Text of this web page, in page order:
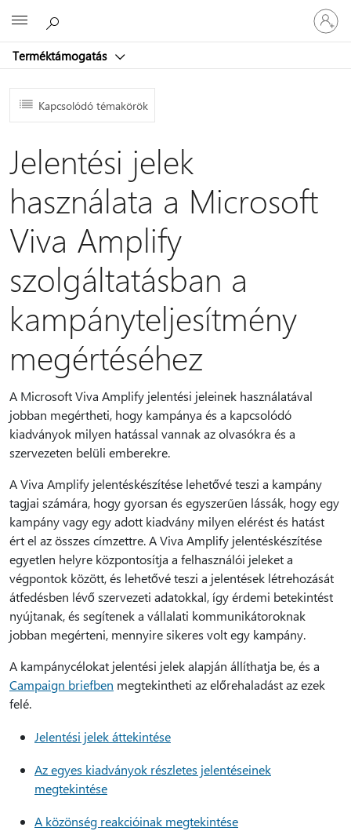
Terméktámogatás
be
a
Kapcsolódó témakörök
Jelentési jelek
használata a Microsoft
Viva Amplify
szolgáltatásban a
kampányteljesítmény
megértéséhez
A Microsoft Viva Amplify jelentési jeleinek használatával
jobban megértheti, hogy kampánya és a kapcsolódó
kiadványok milyen hatással vannak az olvasókra és a
szervezeten belüli emberekre.
A Viva Amplify jelentéskészítése lehetővé teszi a kampány
tagjai számára, hogy gyorsan és egyszerűen lássák, hogy egy
kampány vagy egy adott kiadvány milyen elérést és hatást
ért el az összes címzettre. A Viva Amplify jelentéskészítése
egyetlen helyre központosítja a felhasználói jeleket a
végpontok között, és lehetővé teszi a jelentések létrehozását
átfedésben lévő szervezeti adatokkal, így érdemi betekintést
nyújtanak, és segítenek a vállalati kommunikátoroknak
jobban megérteni, mennyire sikeres volt egy kampány.
A kampánycélokat jelentési jelek alapján állíthatja be, és a
Campaign briefben megtekintheti az előrehaladást az ezek
felé.
Jelentési jelek áttekintése
Az egyes kiadványok részletes jelentéseinek
megtekintése
A közönség reakcióinak megtekintése